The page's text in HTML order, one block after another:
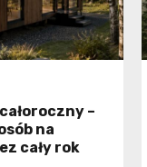
–
na
cały rok